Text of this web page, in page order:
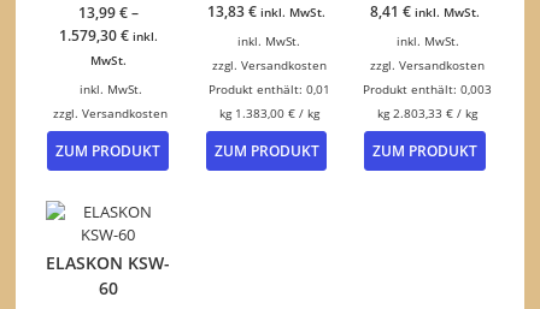
13,99€–
1.579,30€ inkl.
MwSt.
inkl. MwSt.
zzgl.Versandkosten
ZUM PRODUKT
Dieses
Produkt
Die
13,83€ inkl. MwSt.
inkl. MwSt.
zzgl. Versandkosten
Produkt enthält: 0,01
kg 1.383,00 €/ kg
ZUM PRODUKT
8,41€ inkl. MwSt.
inkl. MwSt.
zzgl.Versandkosten
Produkt enthält: 0,003
kg 2.803,33€ /kg
ZUM PRODUKT
ELASKON KSW-
60